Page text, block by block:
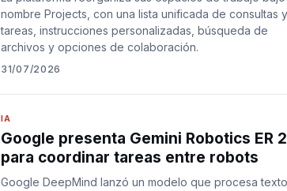
nombre Projects, con una lista unificada de consultas y
tareas, instrucciones personalizadas, búsqueda de
archivos y opciones de colaboración.
31/07/2026
IA
Google presenta Gemini Robotics ER 2
para coordinar tareas entre robots
Google DeepMind lanzó un modelo que procesa